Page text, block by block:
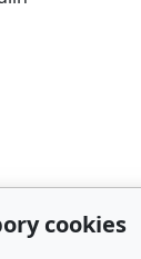
cookies